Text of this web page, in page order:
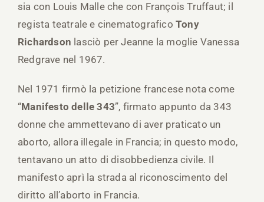
sia con Louis Malle che con François Truffaut; il
regista teatrale e cinematografico Tony
Richardson lasciò per Jeanne la moglie Vanessa
Redgrave nel 1967.
Nel 1971 firmò la petizione francese nota come
“Manifesto delle 343”, firmato appunto da 343
donne che ammettevano di aver praticato un
aborto, allora illegale in Francia; in questo modo,
tentavano un atto di disobbedienza civile. Il
manifesto aprì la strada al riconoscimento del
diritto all’aborto in Francia.